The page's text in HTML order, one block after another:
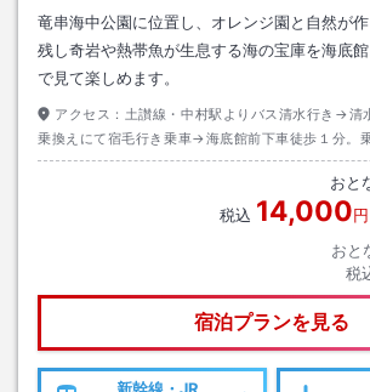
竜串海中公園に位置し、オレンジ園と自然が
残し奇岩や熱帯魚が生息する海の宝庫を海底
で見て楽しめます。
アクセス： 土讃線・中村駅よりバス清水行き→清
乗換えにて宿毛行き乗車→海底館前下車徒歩１分。
おと
税込 14,000円
おと
税
宿泊プランを見る
新幹線・JR